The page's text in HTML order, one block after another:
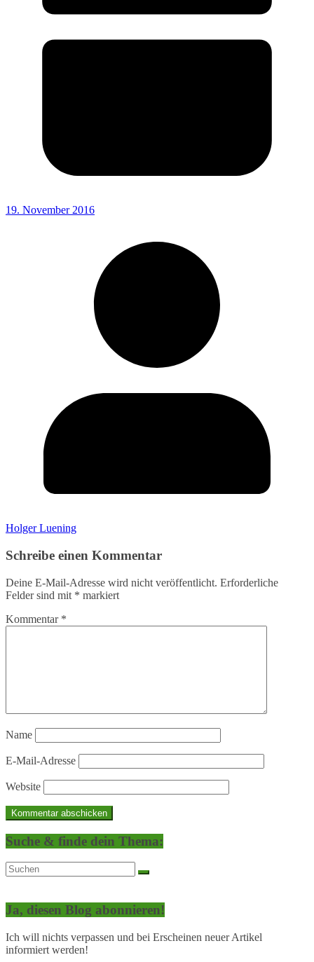
19. November 2016
Holger Luening
Schreibe einen Kommentar
Deine E-Mail-Adresse wird nicht veröffentlicht. Erforderliche
Felder sind mit * markiert
Kommentar *
Name
E-Mail-Adresse
Website
Suche & finde dein Thema:
Ja, diesen Blog abonnieren!
Ich will nichts verpassen und bei Erscheinen neuer Artikel
informiert werden!